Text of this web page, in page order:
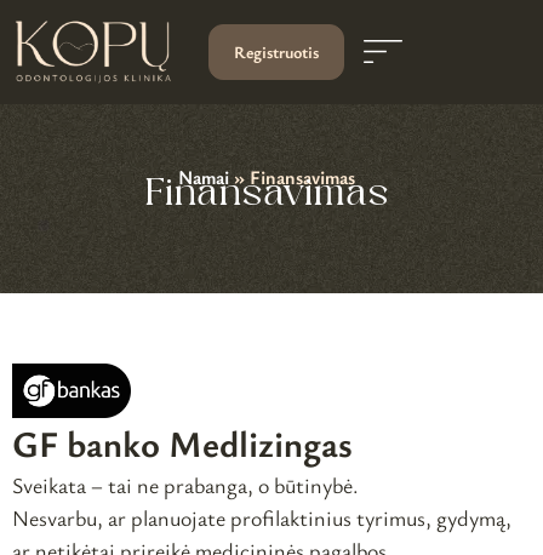
Registruotis
Namai» Finansavimas
Finansavimas
GF banko Medlizingas
Sveikata – tai ne prabanga, o būtinybė.
Nesvarbu, ar planuojate profilaktinius tyrimus, gydymą,